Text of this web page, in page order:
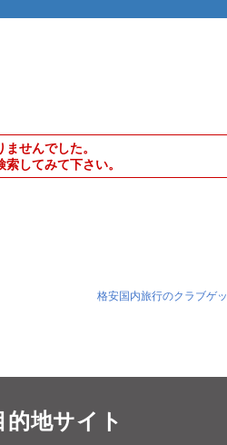
せんでした。
してみて下さい。
格安国内旅行のクラブゲ
的地サイト